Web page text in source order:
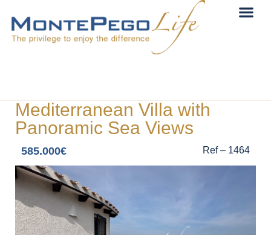
Mediterranean Villa with
Panoramic Sea Views
585.000€ Ref – 1464